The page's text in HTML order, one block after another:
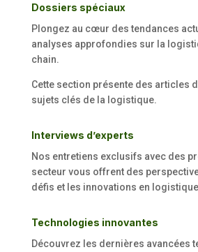
Dossiers spéciaux
Plongez au cœur des tendances
analyses approfondies sur la
chain.
Cette section présente des articles
sujets clés de la logistique.
Interviews d’experts
Nos entretiens exclusifs avec des
secteur vous offrent des
défis et les innovations en
Technologies innovantes
Découvrez les dernières avancées